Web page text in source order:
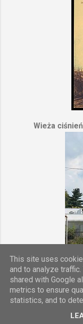
Wieża
Wieża ciśnień w
This site uses
and to analyze
shared with Google
metrics to ensure
statistics, and to